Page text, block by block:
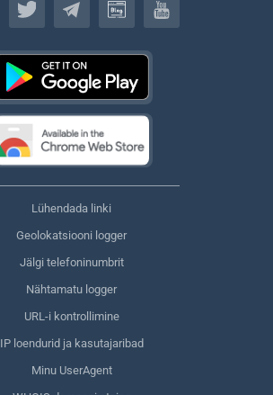
Lühendada linki
Geolokatsiooni logger
Jälgi telefoninumbrit
Nähtamatu logger
URL-i kontrollimine
IP loendurid ja kasutajaribad
Minu UserAgent